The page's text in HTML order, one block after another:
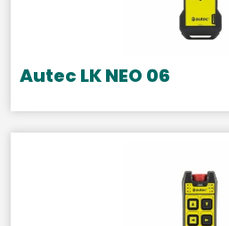
Autec LK NEO 06